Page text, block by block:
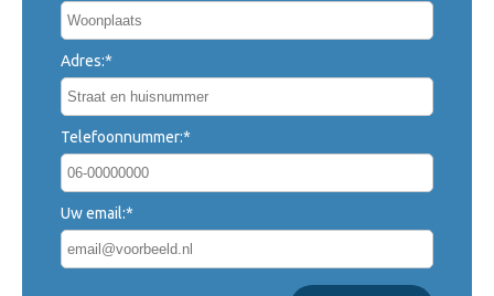
Adres:*
Telefoonnummer:*
Uw email:*